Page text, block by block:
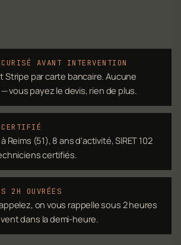
AVANT INTERVENTION
Stripe par carte bancaire. Aucune
vous payez le devis, rien de plus.
Reims (51), 8 ans d'activité, SIRET 102
certifiés.
2H OUVRÉES
on vous rappelle sous 2 heures
dans la demi-heure.